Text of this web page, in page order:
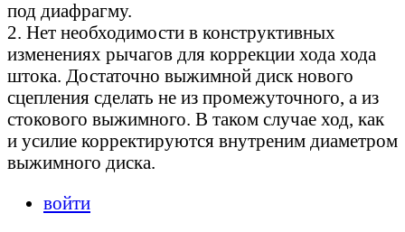
под диафрагму.
2. Нет необходимости в конструктивных
изменениях рычагов для коррекции хода хода
штока. Достаточно выжимной диск нового
сцепления сделать не из промежуточного, а из
стокового выжимного. В таком случае ход, как
и усилие корректируются внутреним диаметром
выжимного диска.
войти